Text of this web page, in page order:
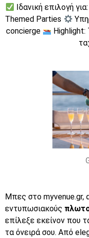
Ιδανική επιλογή
Themed Parties
concierge
Highlight:
Μπες στο myvenue.gr,
εντυπωσιακούς
επίλεξε εκείνον που
τα όνειρά σου. Από